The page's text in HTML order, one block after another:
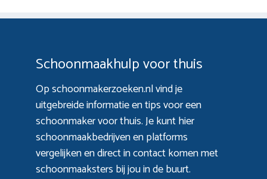
Schoonmaakhulp voor thuis
Op schoonmakerzoeken.nl vind je
uitgebreide informatie en tips voor een
schoonmaker voor thuis. Je kunt hier
schoonmaakbedrijven en platforms
vergelijken en direct in contact komen met
schoonmaaksters bij jou in de buurt.